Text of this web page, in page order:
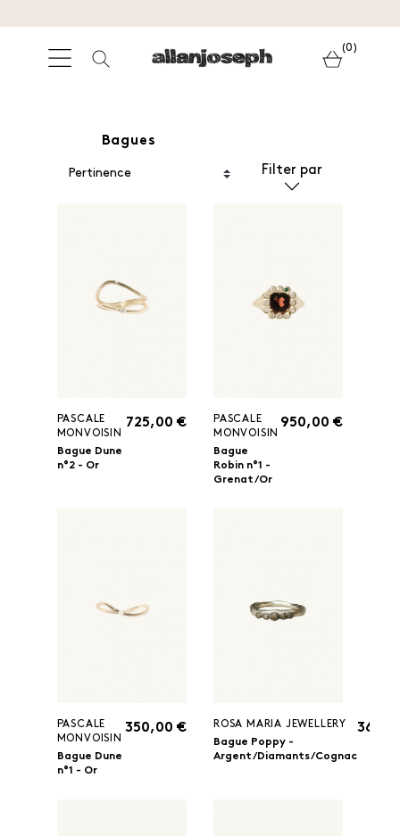
(0)
Bagues
Filter par
PASCALE
MONVOISIN
Bague Dune
n°2 - Or
725,00 €
PASCALE
MONVOISIN
Bague
Robin n°1 -
Grenat/Or
950,00 €
PASCALE
MONVOISIN
Bague Dune
n°1 - Or
350,00 €
ROSA MARIA JEWELLERY
Bague Poppy -
Argent/Diamants/Cognac